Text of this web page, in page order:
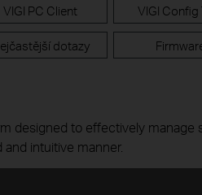
VIGI PC Client VIGI Config
dotazy
designed to effectively manage
intuitive manner.